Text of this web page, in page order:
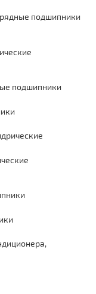
подшипники
подшипники